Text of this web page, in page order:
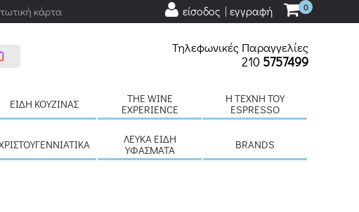
κάρτα 0
είσοδος | εγγραφή
Τηλεφωνικές Παραγγελίες
210 5757499
ΕΊΔΗ ΚΟΥΖΊΝΑΣ
THE WINE
EXPERIENCE
H ΤΈΧΝΗ ΤΟΥ
ESPRESSO
ΛΕΥΚΆ ΕΊΔΗ
ΥΦΆΣΜΑΤΑ
BRANDS